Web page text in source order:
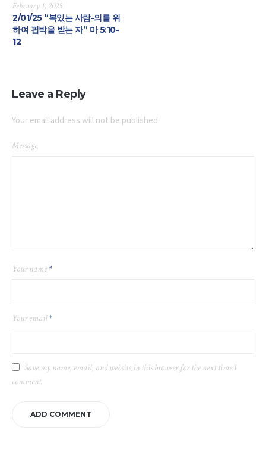
February 1, 2025
2/01/25 “복있는 사람-의를 위
하여 핍박을 받는 자” 마 5:10-
12
Leave a Reply
Your email address will not be published.
Message
Your name*
Your email*
Save my name, email, and website in this browser for the next time I
comment.